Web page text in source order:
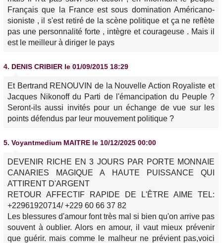
Français que la France est sous domination Américano-
sioniste , il s'est retiré de la scène politique et ça ne reflète
pas une personnalité forte , intègre et courageuse . Mais il
est le meilleur à diriger le pays
4. DENIS CRIBIER le 01/09/2015 18:29
Et Bertrand RENOUVIN de la Nouvelle Action Royaliste et
Jacques Nikonoff du Parti de l'émancipation du Peuple ?
Seront-ils aussi invités pour un échange de vue sur les
points défendus par leur mouvement politique ?
5. Voyantmedium MAITRE le 10/12/2025 00:00
DEVENIR RICHE EN 3 JOURS PAR PORTE MONNAIE
CANARIES MAGIQUE A HAUTE PUISSANCE QUI
ATTIRENT D'ARGENT
RETOUR AFFECTIF RAPIDE DE L'ÊTRE AIME TEL:
+22961920714/ +229 60 66 37 82
Les blessures d'amour font très mal si bien qu'on arrive pas
souvent à oublier. Alors en amour, il vaut mieux prévenir
que guérir. mais comme le malheur ne prévient pas,voici